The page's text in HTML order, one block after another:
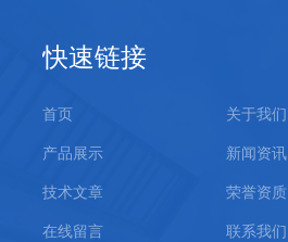
快速链接
首页 关于我们
产品展示 新闻资讯
技术文章 荣誉资质
在线留言 联系我们